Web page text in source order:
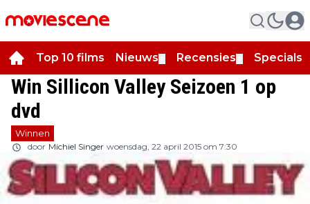
Top 10 films Nieuws Recensies Specials
Win Sillicon Valley Seizoen 1 op
dvd
Winnen
door Michiel Singer woensdag, 22 april 2015 om 7:30